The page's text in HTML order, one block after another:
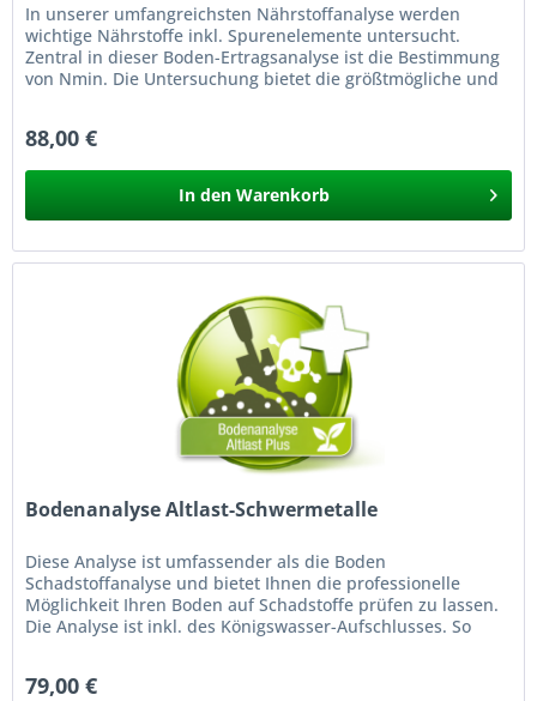
In unserer umfangreichsten Nährstoffanalyse werden
wichtige Nährstoffe inkl. Spurenelemente untersucht.
Zentral in dieser Boden-Ertragsanalyse ist die Bestimmung
von Nmin. Die Untersuchung bietet die größtmögliche und
88,00 €
In den Warenkorb
Bodenanalyse Altlast-Schwermetalle
Diese Analyse ist umfassender als die Boden
Schadstoffanalyse und bietet Ihnen die professionelle
Möglichkeit Ihren Boden auf Schadstoffe prüfen zu lassen.
Die Analyse ist inkl. des Königswasser-Aufschlusses. So
79,00 €